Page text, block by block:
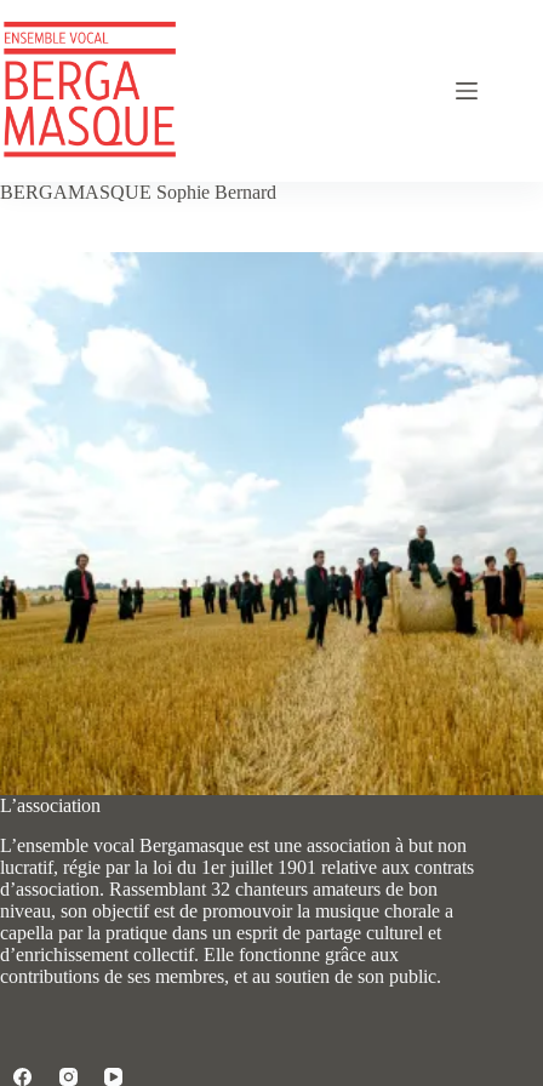
au
contenu
BERGAMASQUE Sophie Bernard
L’association
L’ensemble vocal Bergamasque est une association à but non
lucratif, régie par la loi du 1er juillet 1901 relative aux contrats
d’association. Rassemblant 32 chanteurs amateurs de bon
niveau, son objectif est de promouvoir la musique chorale a
capella par la pratique dans un esprit de partage culturel et
d’enrichissement collectif. Elle fonctionne grâce aux
contributions de ses membres, et au soutien de son public.